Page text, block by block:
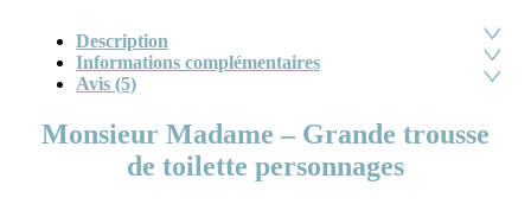
Description
Informations complémentaires
Avis (5)
Monsieur Madame – Grande trousse
de toilette personnages